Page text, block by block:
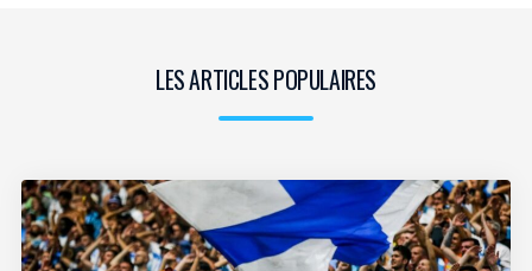
LES ARTICLES POPULAIRES